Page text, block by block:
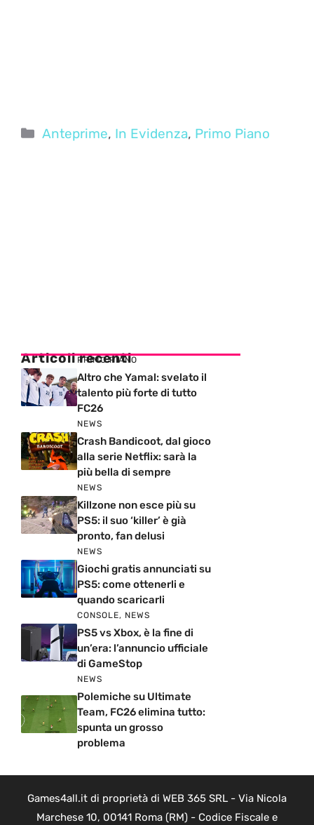
Categorie
Anteprime, In Evidenza, Primo Piano
Articoli recenti
PRIMO PIANO
Altro che Yamal: svelato il
talento più forte di tutto
FC26
NEWS
Crash Bandicoot, dal gioco
alla serie Netflix: sarà la
più bella di sempre
NEWS
Killzone non esce più su
PS5: il suo ‘killer’ è già
pronto, fan delusi
NEWS
Giochi gratis annunciati su
PS5: come ottenerli e
quando scaricarli
CONSOLE, NEWS
PS5 vs Xbox, è la fine di
un’era: l’annuncio ufficiale
di GameStop
NEWS
Polemiche su Ultimate
Team, FC26 elimina tutto:
spunta un grosso
problema
Games4all.it di proprietà di WEB 365 SRL - Via Nicola
Marchese 10, 00141 Roma (RM) - Codice Fiscale e